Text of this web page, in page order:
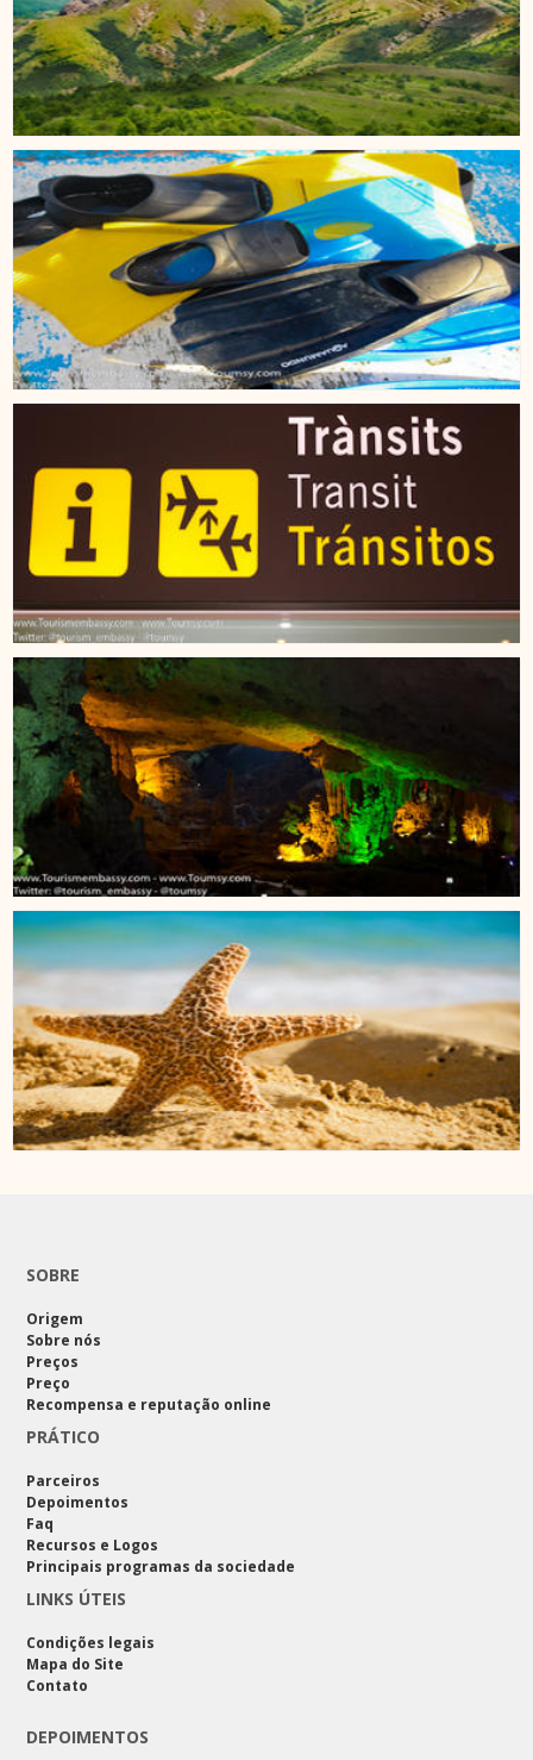
SOBRE
Origem
Sobre nós
Preços
Preço
Recompensa e reputação online
PRÁTICO
Parceiros
Depoimentos
Faq
Recursos e Logos
Principais programas da sociedade
LINKS ÚTEIS
Condições legais
Mapa do Site
Contato
DEPOIMENTOS